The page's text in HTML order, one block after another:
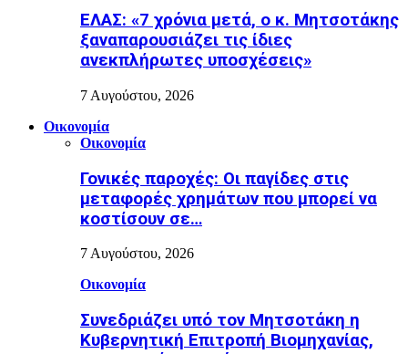
ΕΛΑΣ: «7 χρόνια μετά, ο κ. Μητσοτάκης
ξαναπαρουσιάζει τις ίδιες
ανεκπλήρωτες υποσχέσεις»
7 Αυγούστου, 2026
Οικονομία
Οικονομία
Γονικές παροχές: Οι παγίδες στις
μεταφορές χρημάτων που μπορεί να
κοστίσουν σε…
7 Αυγούστου, 2026
Οικονομία
Συνεδριάζει υπό τον Μητσοτάκη η
Κυβερνητική Επιτροπή Βιομηχανίας,